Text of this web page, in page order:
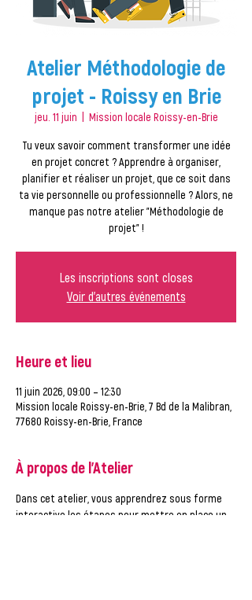
Atelier Méthodologie de
projet - Roissy en Brie
jeu. 11 juin Mission locale Roissy-en-Brie
Tu veux savoir comment transformer une idée
en projet concret ? Apprendre à organiser,
planifier et réaliser un projet, que ce soit dans
ta vie personnelle ou professionnelle ? Alors, ne
manque pas notre atelier "Méthodologie de
projet" !
Les inscriptions sont closes
Voir d'autres événements
Heure et lieu
11 juin 2026, 09:00 – 12:30
Mission locale Roissy-en-Brie, 7 Bd de la Malibran,
77680 Roissy-en-Brie, France
À propos de l'Atelier
Dans cet atelier, vous apprendrez sous forme
interactive les étapes pour mettre en place un